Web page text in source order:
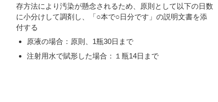
存方法により汚染が懸念されるため、原則として以下の日数
に小分けして調剤し、「○本で○日分です」の説明文書を添
付する
原液の場合：原則、1瓶30日まで
注射用水で賦形した場合：１瓶14日まで